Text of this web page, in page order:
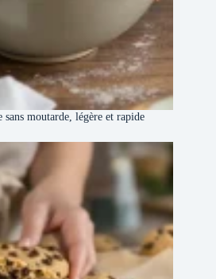
moutarde, légère et rapide